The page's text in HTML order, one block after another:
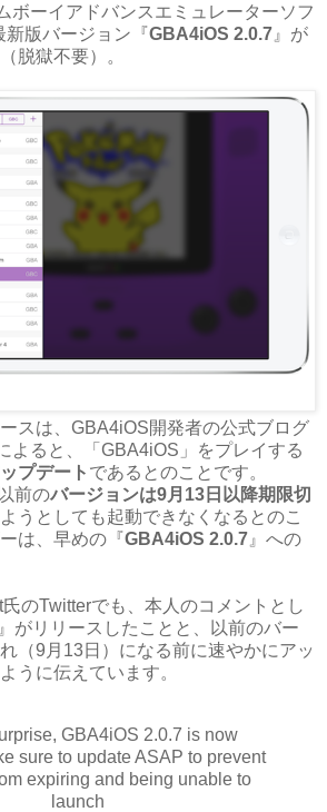
ボーイアドバンスエミュレーターソフ
新版バージョン『GBA4iOS 2.0.7 』が
脱獄不要）。
スは、GBA4iOS開発者の公式ブログ
よると、「GBA4iOS」をプレイする
プデート であるとのことです。
前のバージョンは9月13日以降期限切
うとしても起動できなくなるとのこ
は、早めの『GBA4iOS 2.0.7 』への
のTwitterでも、本人のコメントとし
がリリースしたことと、以前のバー
（9月13日）になる前に速やかにアッ
うに伝えています。
GBA4iOS 2.0.7 is now
sure to update ASAP to prevent
expiring and being unable to
launch